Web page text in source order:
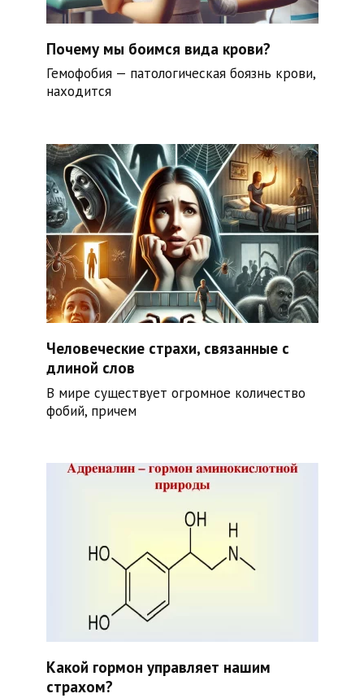
Почему мы боимся вида крови?
Гемофобия — патологическая боязнь крови,
находится
Человеческие страхи, связанные с
длиной слов
В мире существует огромное количество
фобий, причем
Какой гормон управляет нашим
страхом?